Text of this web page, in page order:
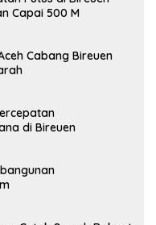
Capai 500 M
Cabang Bireuen
di Bireuen